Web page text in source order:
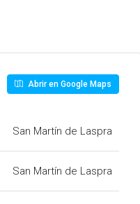
Abrir en Google Maps
San Martín de Laspra
San Martín de Laspra